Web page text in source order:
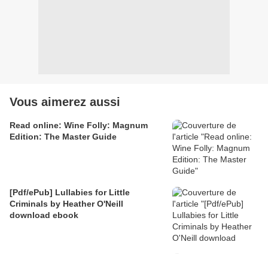
Vous aimerez aussi
Read online: Wine Folly: Magnum
Edition: The Master Guide
[Pdf/ePub] Lullabies for Little
Criminals by Heather O'Neill
download ebook